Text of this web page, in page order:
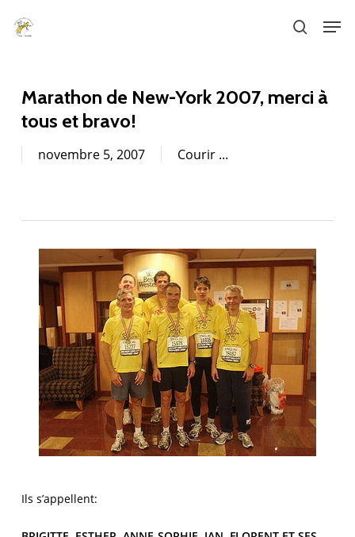
search
Marathon de New-York 2007, merci à
tous et bravo!
novembre 5, 2007 Courir ...
Ils s’appellent: